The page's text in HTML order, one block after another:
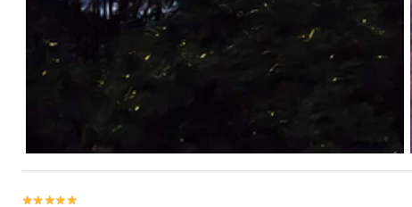

